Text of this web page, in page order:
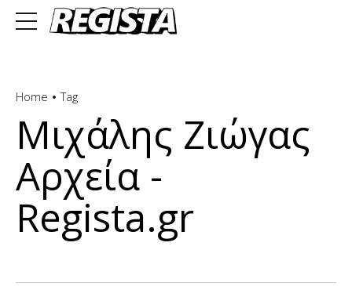
Home Tag
Μιχάλης Ζιώγας
Αρχεία -
Regista.gr